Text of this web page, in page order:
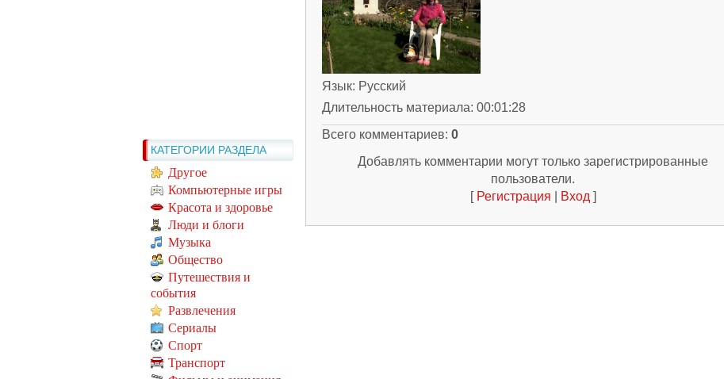
КАТЕГОРИИ РАЗДЕЛА
Другое
Компьютерные игры
Красота и здоровье
Люди и блоги
Музыка
Общество
Путешествия и
события
Развлечения
Сериалы
Спорт
Транспорт
Язык: Русский
Длительность материала: 00:01:28
Всего комментариев: 0
Добавлять комментарии могут только зарегистрированные
пользователи.
[ Регистрация Вход ]